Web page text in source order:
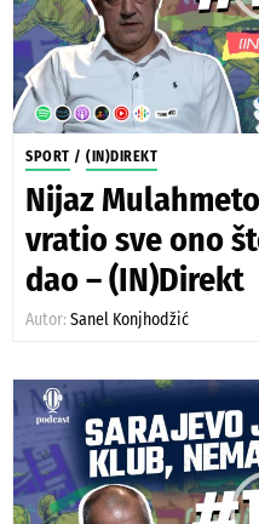
SPORT / (IN)DIREKT
Nijaz
vratio sve ono
dao – (IN)Direkt
Autor: Sanel Konjhodžić